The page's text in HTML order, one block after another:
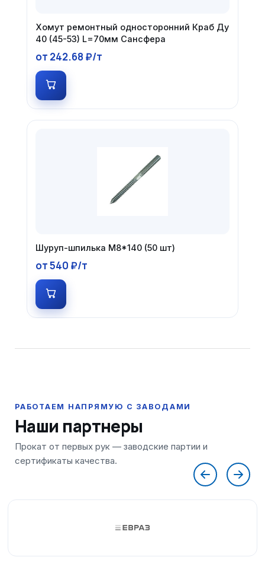
Хомут ремонтный односторонний Краб Ду
40 (45-53) L=70мм Сансфера
от 242.68 ₽/т
Шуруп-шпилька М8*140 (50 шт)
от 540 ₽/т
Наши партнеры